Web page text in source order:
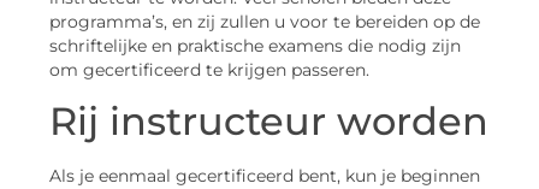
programma’s, en zij zullen u voor te bereiden op de
schriftelijke en praktische examens die nodig zijn
om gecertificeerd te krijgen passeren.
Rij instructeur worden
Als je eenmaal gecertificeerd bent, kun je beginnen